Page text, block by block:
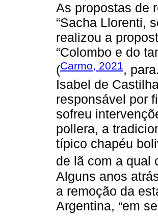
As propostas de
“Sacha Llorenti,
realizou a
“Colombo e do
(Carmo, 2021,
Isabel de
responsável por
sofreu
pollera, a
típico chapéu
de lã com a qual
Alguns anos
a remoção da
Argentina, “em